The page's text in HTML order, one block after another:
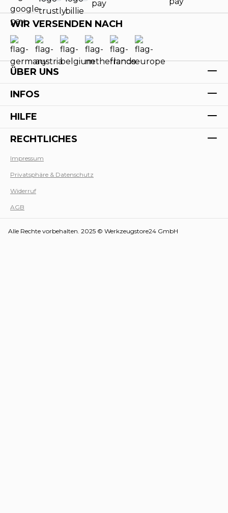
WIR VERSENDEN NACH
ÜBER UNS
INFOS
HILFE
RECHTLICHES
Impressum
Privatsphäre & Datenschutz
Widerruf
AGB
Alle Rechte vorbehalten. 2025 © Werkzeugstore24 GmbH